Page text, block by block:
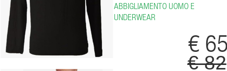
ABBIGLIAMENTO UOMO E
UNDERWEAR
€
€ 82